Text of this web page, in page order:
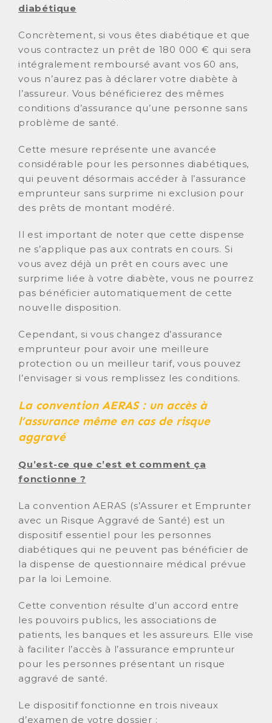
diabétique
Concrètement, si vous êtes diabétique et que
vous contractez un prêt de 180 000 € qui sera
intégralement remboursé avant vos 60 ans,
vous n’aurez pas à déclarer votre diabète à
l’assureur. Vous bénéficierez des mêmes
conditions d’assurance qu’une personne sans
problème de santé.
Cette mesure représente une avancée
considérable pour les personnes diabétiques,
qui peuvent désormais accéder à l’assurance
emprunteur sans surprime ni exclusion pour
des prêts de montant modéré.
Il est important de noter que cette dispense
ne s’applique pas aux contrats en cours. Si
vous avez déjà un prêt en cours avec une
surprime liée à votre diabète, vous ne pourrez
pas bénéficier automatiquement de cette
nouvelle disposition.
Cependant, si vous changez d’assurance
emprunteur pour avoir une meilleure
protection ou un meilleur tarif, vous pouvez
l’envisager si vous remplissez les conditions.
La convention AERAS : un accès à
l’assurance même en cas de risque
aggravé
Qu’est-ce que c’est et comment ça
fonctionne ?
La convention AERAS (s’Assurer et Emprunter
avec un Risque Aggravé de Santé) est un
dispositif essentiel pour les personnes
diabétiques qui ne peuvent pas bénéficier de
la dispense de questionnaire médical prévue
par la loi Lemoine.
Cette convention résulte d’un accord entre
les pouvoirs publics, les associations de
patients, les banques et les assureurs. Elle vise
à faciliter l’accès à l’assurance emprunteur
pour les personnes présentant un risque
aggravé de santé.
Le dispositif fonctionne en trois niveaux
d’examen de votre dossier :